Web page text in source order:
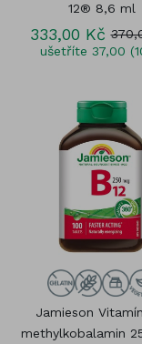
12® 8,6 ml
333,00 Kč
ušetříte 37,00
Jamieson
methylkobalamin